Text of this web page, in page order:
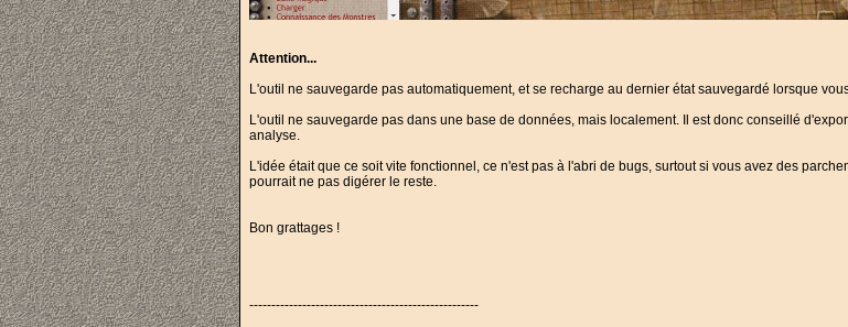
Attention...
L'outil ne sauvegarde pas automatiquement, et se recharge au dernier état sauvegardé lorsque
L'outil ne sauvegarde pas dans une base de données, mais localement. Il est donc conseillé
analyse.
L'idée était que ce soit vite fonctionnel, ce n'est pas à l'abri de bugs, surtout si vous avez des
pourrait ne pas digérer le reste.
Bon grattages !
----------------------------------------------------